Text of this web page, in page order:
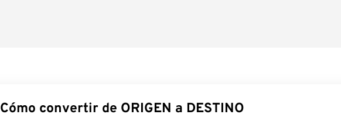
Cómo convertir de ORIGEN a DESTINO